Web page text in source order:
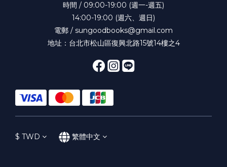
時間 / 09:00-19:00 (週一-週五)
14:00-19:00 (週六、週日)
電郵 / sungoodbooks@gmail.com
地址：台北市松山區復興北路15號14樓之4
$ TWD 繁體中文